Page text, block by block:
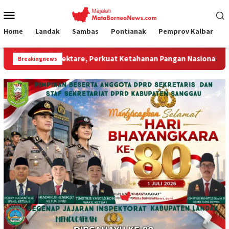
ke
Mobile
Home Landak Sambas Pontianak Pemprov Kalbar
Breakingnews
Perkuat Ketahanan Pangan Nasional.” Jembatan